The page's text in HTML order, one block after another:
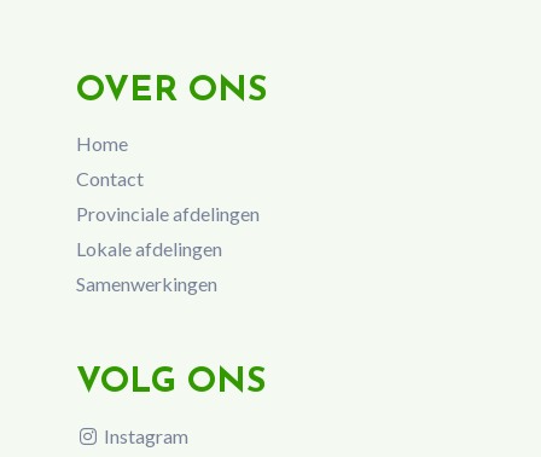
OVER ONS
Home
Contact
Provinciale afdelingen
Lokale afdelingen
Samenwerkingen
VOLG ONS
Instagram